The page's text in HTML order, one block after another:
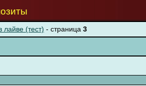
(тест) - страница 3